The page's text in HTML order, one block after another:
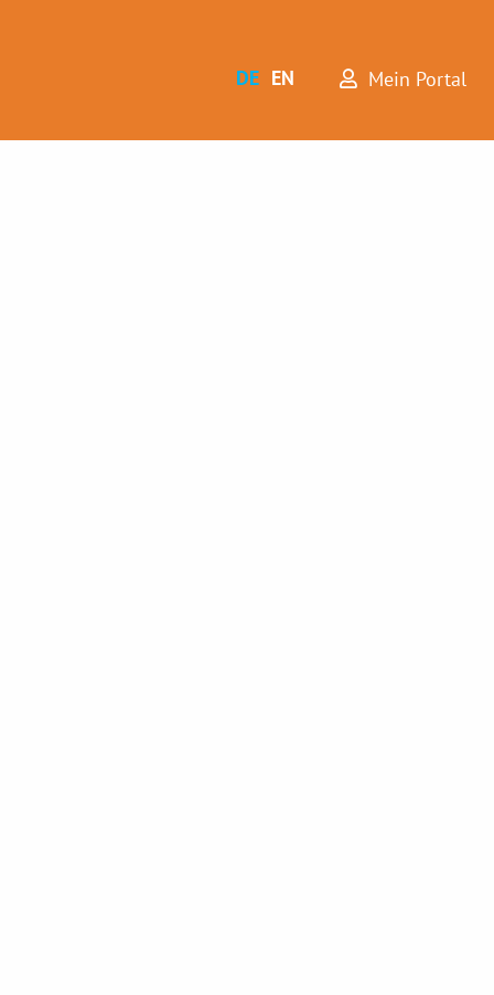
DE EN Mein Portal